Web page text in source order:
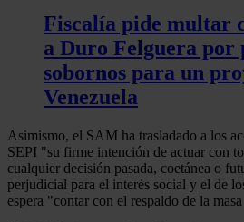
Fiscalía pide multar
a Duro Felguera por
sobornos para un
Venezuela
Asimismo, el SAM ha trasladado a los
SEPI "su firme intención de actuar con
cualquier decisión pasada, coetánea o
perjudicial para el interés social y el de
espera "contar con el respaldo de la